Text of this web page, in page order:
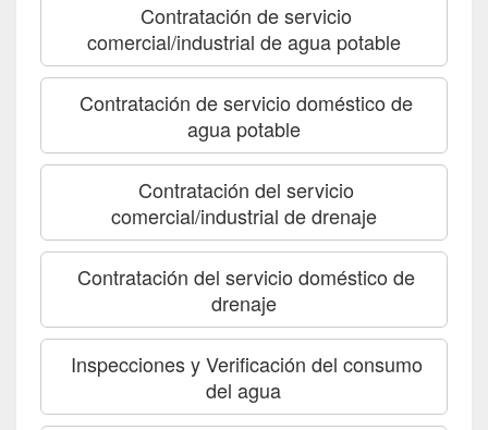
Contratación de servicio
comercial/industrial de agua potable
Contratación de servicio doméstico de
agua potable
Contratación del servicio
comercial/industrial de drenaje
Contratación del servicio doméstico de
drenaje
Inspecciones y Verificación del consumo
del agua